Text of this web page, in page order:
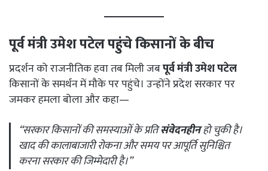
पूर्व मंत्री उमेश पटेल पहुंचे किसानों के बीच
प्रदर्शन को राजनीतिक हवा तब मिली जबपूर्व मंत्री उमेश पटेल
किसानों के समर्थन में मौके पर पहुंचे। उन्होंने प्रदेश सरकार पर
जमकर हमला बोला और कहा—
“सरकार किसानों की समस्याओं के प्रतिसंवेदनहीनहो चुकी है।
खाद की कालाबाजारी रोकना और समय पर आपूर्ति सुनिश्चित
करना सरकार की जिम्मेदारी है।”